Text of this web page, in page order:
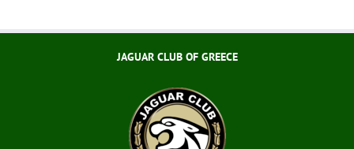
JAGUAR CLUB OF GREECE